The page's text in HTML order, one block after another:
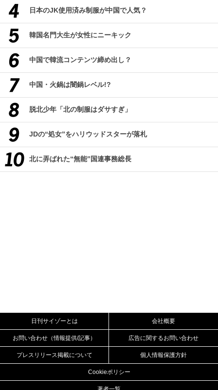
日本のJK使用済み制服が中国で人気？
韓国名門大生が女性にニーキック
中国で韓流コンテンツ締め出し？
中国・火鍋は闇鍋レベル!?
脱北少年「北の制服はダサすぎ」
JDの“処女”をハリウッドスターが落札
北に弄ばれた“無能”国連事務総長
日刊サイゾーとは 会社概要
お問い合わせ（情報提供/記事） 広告に関するお問い合わせ
プレスリリース掲載について 個人情報保護方針
Cookieポリシー